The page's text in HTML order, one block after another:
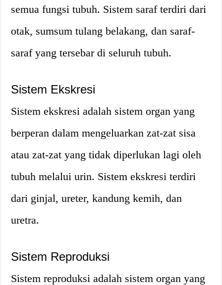
semua fungsi tubuh. Sistem saraf terdiri dari
otak, sumsum tulang belakang, dan saraf-
saraf yang tersebar di seluruh tubuh.
Sistem Ekskresi
Sistem ekskresi adalah sistem organ yang
berperan dalam mengeluarkan zat-zat sisa
atau zat-zat yang tidak diperlukan lagi oleh
tubuh melalui urin. Sistem ekskresi terdiri
dari ginjal, ureter, kandung kemih, dan
uretra.
Sistem Reproduksi
Sistem reproduksi adalah sistem organ yang